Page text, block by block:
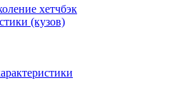
хетчбэк
(кузов)